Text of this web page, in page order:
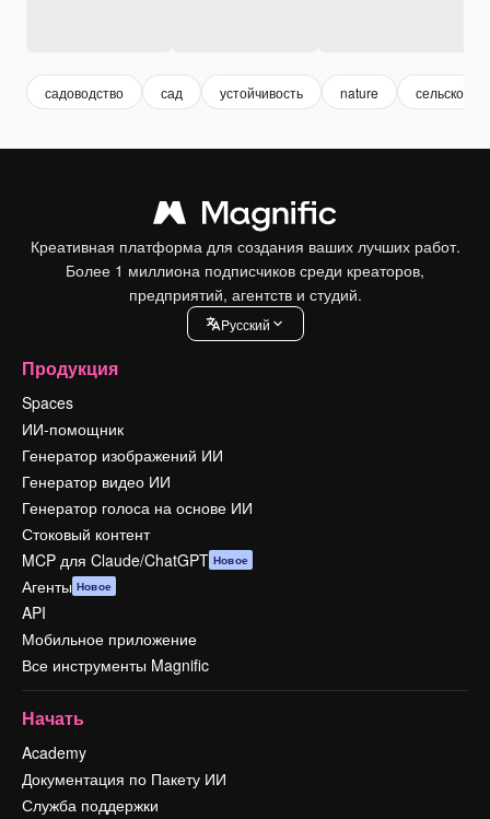
садоводство сад устойчивость nature сельское
Креативная платформа для создания ваших лучших работ.
Более 1 миллиона подписчиков среди креаторов,
предприятий, агентств и студий.
Pусский
Продукция
Spaces
ИИ-помощник
Генератор изображений ИИ
Генератор видео ИИ
Генератор голоса на основе ИИ
Стоковый контент
MCP для Claude/ChatGPT Новое
Агенты Новое
API
Мобильное приложение
Все инструменты Magnific
Начать
Academy
Документация по Пакету ИИ
Служба поддержки